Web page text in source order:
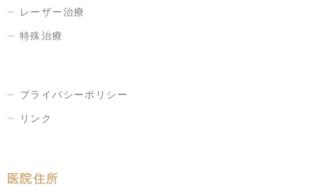
レーザー治療
特殊治療
プライバシーポリシー
リンク
医院住所